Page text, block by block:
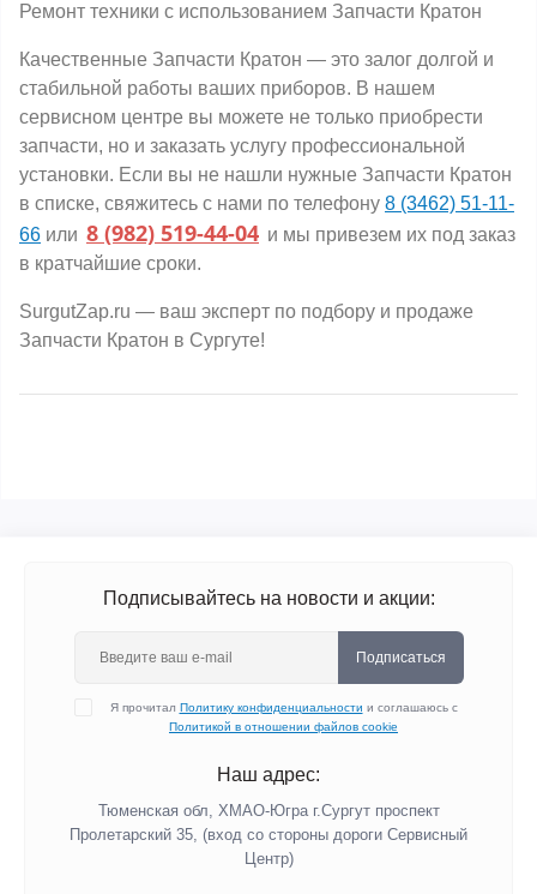
Ремонт техники с использованием Запчасти Кратон
Качественные Запчасти Кратон — это залог долгой и
стабильной работы ваших приборов. В нашем
сервисном центре вы можете не только приобрести
запчасти, но и заказать услугу профессиональной
установки. Если вы не нашли нужные Запчасти Кратон
в списке, свяжитесь с нами по телефону 8 (3462) 51-11-
66 или 8 (982) 519-44-04 и мы привезем их под заказ
в кратчайшие сроки.
SurgutZap.ru — ваш эксперт по подбору и продаже
Запчасти Кратон в Сургуте!
Подписывайтесь на новости и акции:
Подписаться
Я прочитал Политику конфиденциальности и соглашаюсь с
Политикой в отношении файлов cookie
Наш адрес:
Тюменская обл, ХМАО-Югра г.Сургут проспект
Пролетарский 35, (вход со стороны дороги Сервисный
Центр)